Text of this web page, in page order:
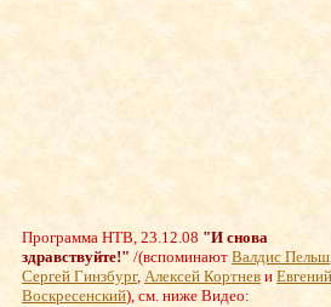
Программа НТВ, 23.12.08 "И снова
здравствуйте!" /(вспоминают Валдис Пельш
Сергей Гинзбург, Алексей Кортнев и Евгений
Воскресенский), см. ниже Видео: